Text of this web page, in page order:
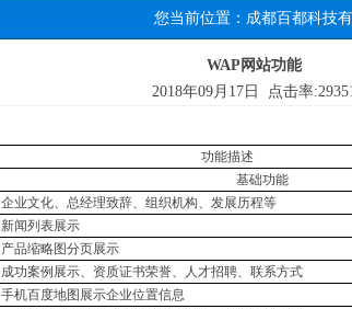
您当前位置： 成都百都科技
WAP网站功能
2018年09月17日
点击率:
功能描述
基础功能
企业文化、总经理致辞、组织机构、发展历程等
新闻列表展示
产品缩略图分页展示
成功案例展示、资质证书荣誉、人才招聘、联系方式
手机百度地图展示企业位置信息